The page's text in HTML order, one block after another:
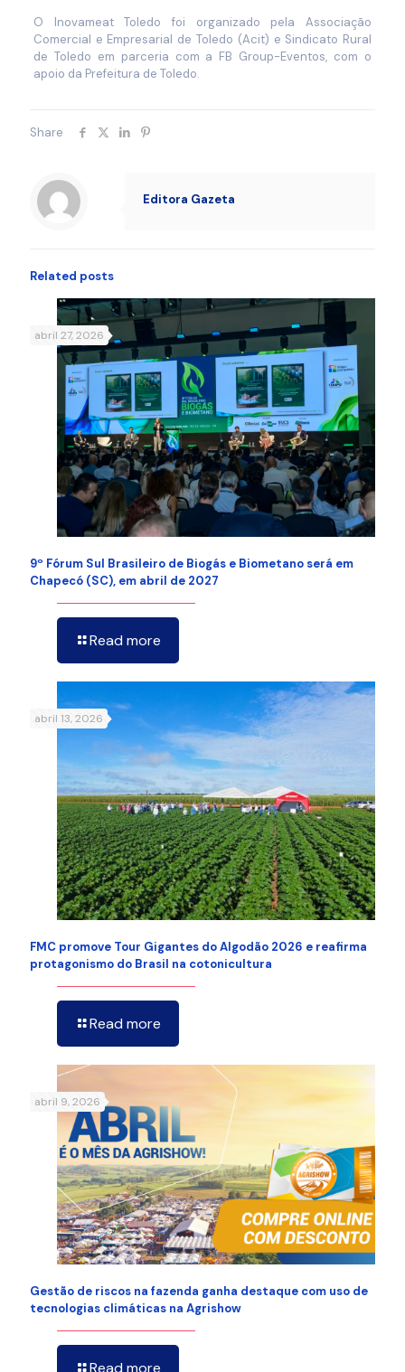
O Inovameat Toledo foi organizado pela Associação
Comercial e Empresarial de Toledo (Acit) e Sindicato Rural
de Toledo em parceria com a FB Group-Eventos, com o
apoio da Prefeitura de Toledo.
Share
Editora Gazeta
Related posts
abril 27, 2026
9º Fórum Sul Brasileiro de Biogás e Biometano será em
Chapecó (SC), em abril de 2027
Read more
abril 13, 2026
FMC promove Tour Gigantes do Algodão 2026 e reafirma
protagonismo do Brasil na cotonicultura
Read more
abril 9, 2026
Gestão de riscos na fazenda ganha destaque com uso de
tecnologias climáticas na Agrishow
Read more